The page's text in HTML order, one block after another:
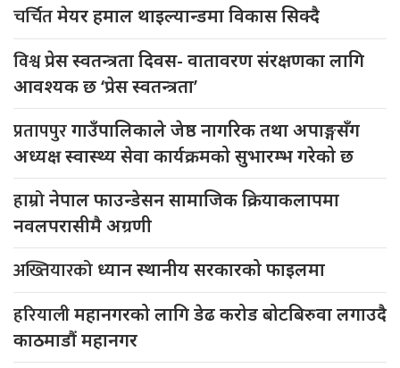
चर्चितमेयर हमाल थाइल्यान्डमा विकास सिक्दै
विश्वप्रेस स्वतन्त्रता दिवस- वातावरण संरक्षणका लागि
आवश्यक छ ‘प्रेस स्वतन्त्रता’
प्रतापपुरगाउँपालिकाले जेष्ठ नागरिक तथा अपाङ्गसँग
अध्यक्ष स्वास्थ्य सेवा कार्यक्रमको सुभारम्भ गरेको छ
हाम्रोनेपाल फाउन्डेसन सामाजिक क्रियाकलापमा
नवलपरासीमै अग्रणी
अख्तियारको ध्यान स्थानीय सरकारको फाइलमा
हरियालीमहानगरको लागि डेढ करोड बोटबिरुवा लगाउदै
काठमाडौं महानगर